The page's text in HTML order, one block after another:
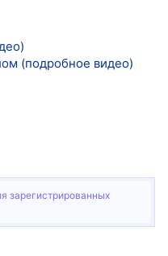
(подробное видео)
зарегистрированных